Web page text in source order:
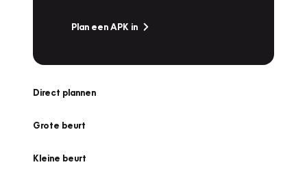
Plan een APK in
Direct plannen
Grote beurt
Kleine beurt